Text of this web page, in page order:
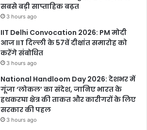
सबसे बड़ी साप्ताहिक बढ़त
3 hours ago
IIT Delhi Convocation 2026: PM मोदी
आज IIT दिल्ली के 57वें दीक्षांत समारोह को
करेंगे संबोधित
3 hours ago
National Handloom Day 2026: देशभर में
गूंजा ‘लोकल’ का संदेश, जानिए भारत के
हथकरघा क्षेत्र की ताकत और कारीगरों के लिए
सरकार की पहल
3 hours ago